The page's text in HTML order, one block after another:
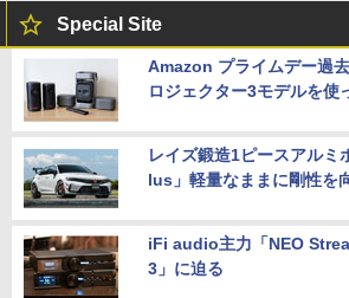
Special Site
Amazon プライムデー過
ロジェクター3モデルを使
レイズ鍛造1ピースアルミ
lus」軽量なままに剛性を
iFi audio主力「NEO
3」に迫る